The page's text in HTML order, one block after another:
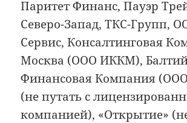
Паритет Финанс, Пауэр
Северо-Запад, ТКС-Групп,
Сервис, Консалтинговая
Москва (ООО ИККМ),
Финансовая Компания
(не путать с
компанией), «Открытие»